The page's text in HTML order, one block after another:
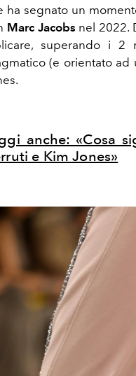
ha segnato un
Marc Jacobs nel 2022.
superando i 2
(e orientato ad
anche: «Cosa
e Kim Jones»